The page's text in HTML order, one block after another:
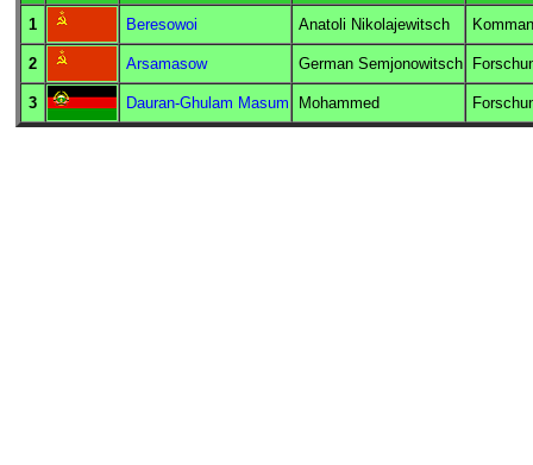
1 Beresowoi Anatoli Nikolajewitsch
2 Arsamasow German Semjonowitsch
3 Dauran-Ghulam Masum Mohammed